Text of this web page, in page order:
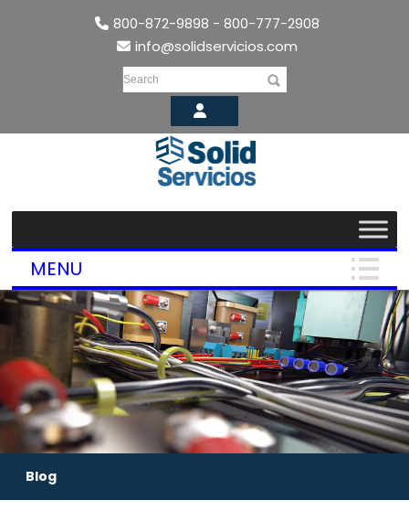
800-872-9898 - 800-777-2908
info@solidservicios.com
Search
MENU
Blog